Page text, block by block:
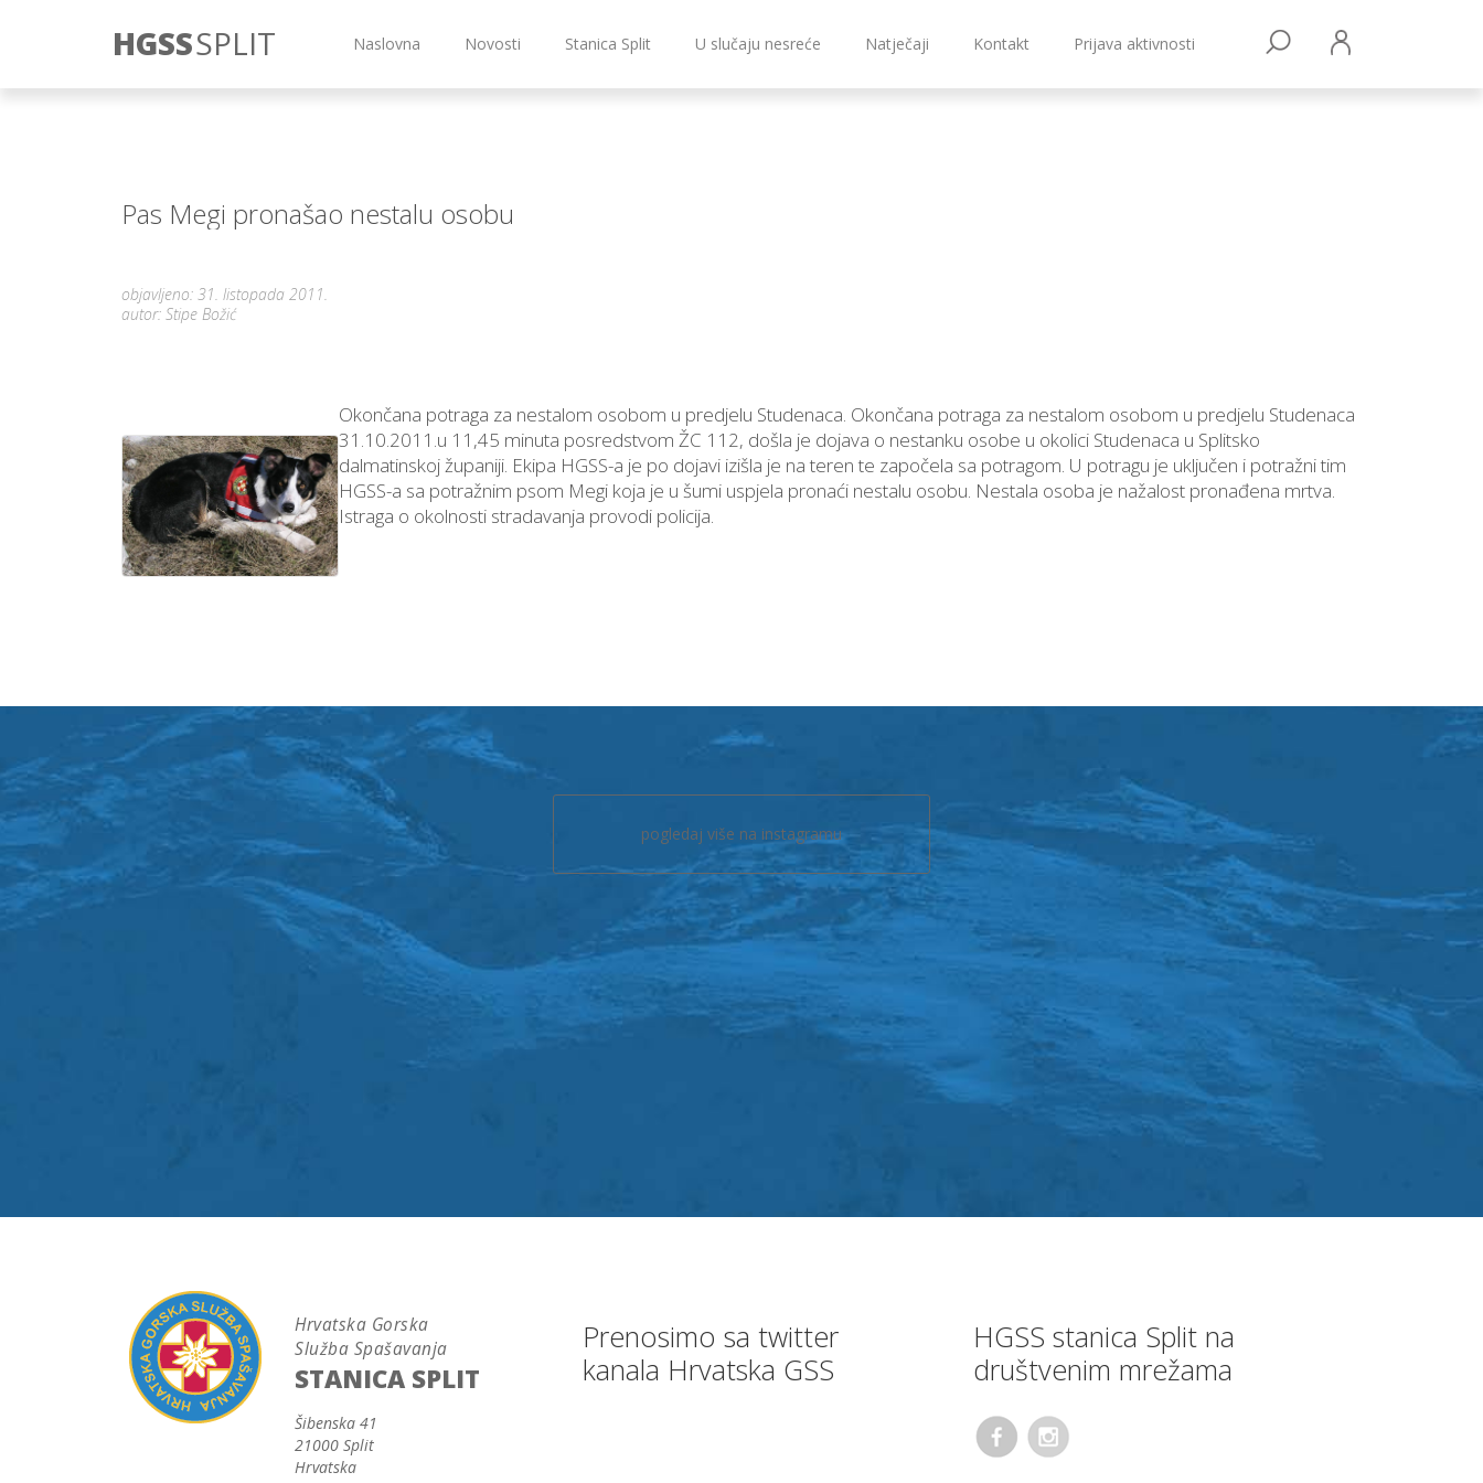
HGSSSPLIT Naslovna Novosti Stanica Split U slučaju nesreće Natječaji Kontakt Prijava aktivnosti
Pas Megi pronašao nestalu osobu
objavljeno: 31. listopada 2011.
autor: Stipe Božić
Okončana potraga za nestalom osobom u predjelu Studenaca. Okončana potraga za nestalom osobom u predjelu Studenaca
31.10.2011.u 11,45 minuta posredstvom ŽC 112, došla je dojava o nestanku osobe u okolici Studenaca u Splitsko
dalmatinskoj županiji. Ekipa HGSS-a je po dojavi izišla je na teren te započela sa potragom. U potragu je uključen i potražni tim
HGSS-a sa potražnim psom Megi koja je u šumi uspjela pronaći nestalu osobu. Nestala osoba je nažalost pronađena mrtva.
Istraga o okolnosti stradavanja provodi policija.
pogledaj više na instagramu
Hrvatska Gorska
Služba Spašavanja
STANICA SPLIT
Šibenska 41
21000 Split
Hrvatska
Prenosimo sa twitter
kanala Hrvatska GSS
HGSS stanica Split na
društvenim mrežama